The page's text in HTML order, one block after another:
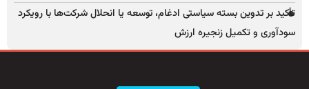
تأکید بر تدوین بسته سیاستی ادغام، توسعه یا انحلال شرکت‌ها با رویکرد
سودآوری و تکمیل زنجیره ارزش